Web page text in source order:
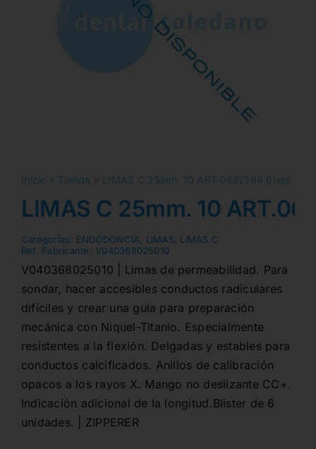
Inicio » Tienda » LIMAS C 25mm. 10 ART.068/368 6uds.
LIMAS C 25mm. 10
Categorias: ENDODONCIA LIMAS, LIMAS C
Ref. Fabricante: V040368025010
V040368025010 | Limas de permeabilidad. Para
sondar, hacer accesibles conductos radiculares
difíciles y crear una guía para preparación
mecánica con Niquel-Titanio. Especialmente
resistentes a la flexión. Delgadas y estables para
conductos calcificados. Anillos de calibración
opacos a los rayos X. Mango no deslizante CC+.
Indicación adicional de la longitud.Blister de 6
unidades. | ZIPPERER